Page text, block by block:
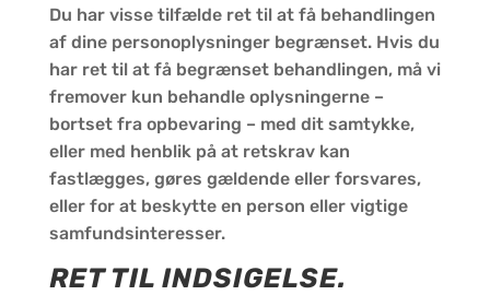
Du har visse tilfælde ret til at få behandlingen
af dine personoplysninger begrænset. Hvis du
har ret til at få begrænset behandlingen, må vi
fremover kun behandle oplysningerne –
bortset fra opbevaring – med dit samtykke,
eller med henblik på at retskrav kan
fastlægges, gøres gældende eller forsvares,
eller for at beskytte en person eller vigtige
samfundsinteresser.
RET TIL INDSIGELSE.